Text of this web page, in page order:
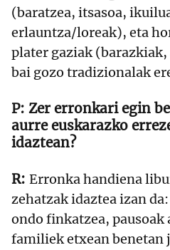
(baratzea, itsasoa,
erlauntza/loreak), eta
plater gaziak
bai gozo tradizionalak
Zer erronkari egin
aurre euskarazko
idaztean?
Erronka handiena
zehatzak idaztea izan
ondo finkatzea, pausoak
familiek etxean benetan